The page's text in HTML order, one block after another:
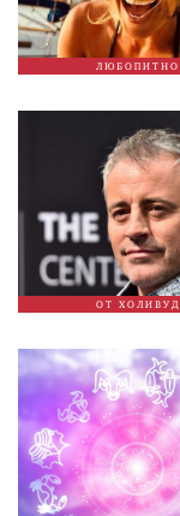
ЛЮБОПИТНО
ОТ ХОЛИВУД